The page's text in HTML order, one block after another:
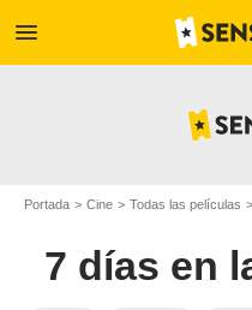
menu
Portada Cine Todas las películas
7 días en